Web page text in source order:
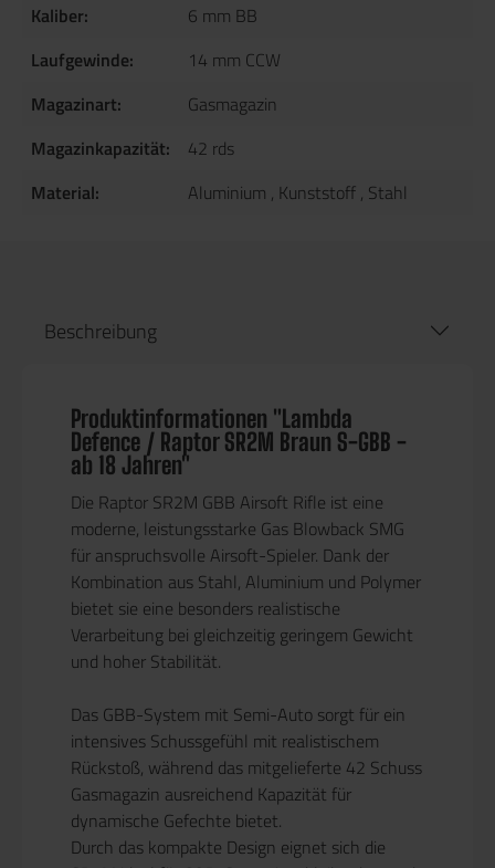
Kaliber:
6 mm BB
Laufgewinde:
14 mm CCW
Magazinart:
Gasmagazin
Magazinkapazität:
42 rds
Material:
Aluminium , Kunststoff , Stahl
Beschreibung
Produktinformationen "Lambda
Defence / Raptor SR2M Braun S-GBB -
ab 18 Jahren"
Die Raptor SR2M GBB Airsoft Rifle ist eine
moderne, leistungsstarke Gas Blowback SMG
für anspruchsvolle Airsoft-Spieler. Dank der
Kombination aus Stahl, Aluminium und Polymer
bietet sie eine besonders realistische
Verarbeitung bei gleichzeitig geringem Gewicht
und hoher Stabilität.
Das GBB-System mit Semi-Auto sorgt für ein
intensives Schussgefühl mit realistischem
Rückstoß, während das mitgelieferte 42 Schuss
Gasmagazin ausreichend Kapazität für
dynamische Gefechte bietet.
Durch das kompakte Design eignet sich die